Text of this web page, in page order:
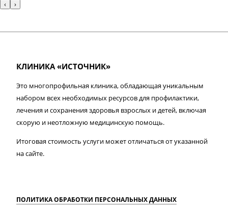
‹ ›
КЛИНИКА «ИСТОЧНИК»
Это многопрофильная клиника, обладающая уникальным
набором всех необходимых ресурсов для профилактики,
лечения и сохранения здоровья взрослых и детей, включая
скорую и неотложную медицинскую помощь.
Итоговая стоимость услуги может отличаться от указанной
на сайте.
ПОЛИТИКА ОБРАБОТКИ ПЕРСОНАЛЬНЫХ ДАННЫХ